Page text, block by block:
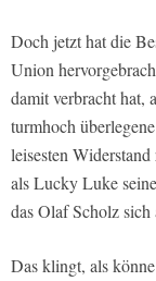
Doch jetzt hat die
Union
damit verbracht hat,
turmhoch
leisesten
als Lucky Luke
das Olaf Scholz sich
Das klingt, als